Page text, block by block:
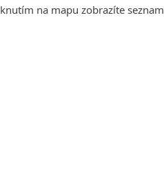
na mapu zobrazíte seznam